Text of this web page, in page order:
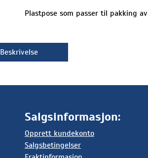
Plastpose som passer til pakking
Beskrivelse
Salgsinformasjon:
Opprett kundekonto
Salgsbetingelser